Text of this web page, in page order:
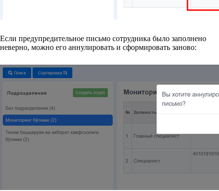
Если предупредительное письмо сотрудника было заполнено
неверно, можно его аннулировать и сформировать заново: